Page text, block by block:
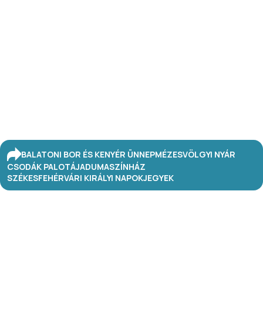
BALATONI BOR ÉS KENYÉR ÜNNEPMÉZESVÖLGYI NYÁR
CSODÁK PALOTÁJADUMASZÍNHÁZ
SZÉKESFEHÉRVÁRI KIRÁLYI NAPOKJEGYEK